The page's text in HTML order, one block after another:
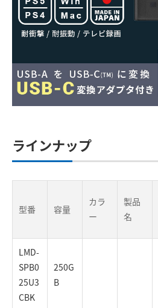
ラインナップ
型番 容量
カラ
ー
製品
名
LMD-
SPB0
25U3
CBK
250G
B